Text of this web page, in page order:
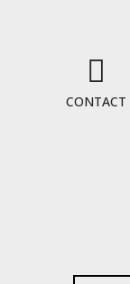
CONTACT